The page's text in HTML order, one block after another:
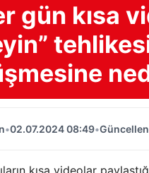
gün kısa
•02.07.2024 08:49•
kısa videolar